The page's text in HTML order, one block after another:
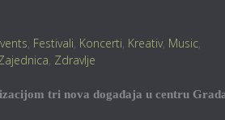
, Festivali, Koncerti, Kreativ, Music,
, Zdravlje
tri nova događaja u centru